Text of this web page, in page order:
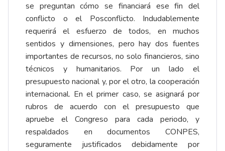
se preguntan cómo se financiará ese fin del
conflicto o el Posconflicto. Indudablemente
requerirá el esfuerzo de todos, en muchos
sentidos y dimensiones, pero hay dos fuentes
importantes de recursos, no solo financieros, sino
técnicos y humanitarios. Por un lado el
presupuesto nacional y, por el otro, la cooperación
internacional. En el primer caso, se asignará por
rubros de acuerdo con el presupuesto que
apruebe el Congreso para cada periodo, y
respaldados en documentos CONPES,
seguramente justificados debidamente por